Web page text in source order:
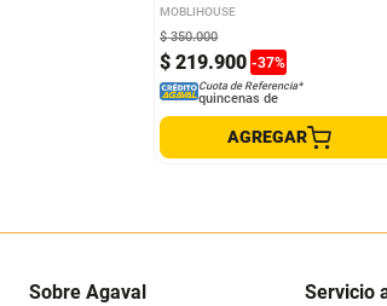
MOBLIHOUSE
$ 219.900 -37%
$ 350.000
Cuota de Referencia*
quincenas de
AGREGAR
Sobre Agaval Servicio